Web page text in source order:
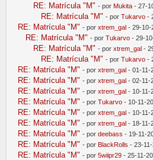
RE: Matrícula "M" - por Mukita - 27-
RE: Matrícula "M" - por Tukarvo -
RE: Matrícula "M" - por xtrem_gal - 29-10-
RE: Matrícula "M" - por Tukarvo - 29-
RE: Matrícula "M" - por xtrem_gal -
RE: Matrícula "M" - por Tukarvo -
RE: Matrícula "M" - por xtrem_gal - 01-11-
RE: Matrícula "M" - por xtrem_gal - 02-11-
RE: Matrícula "M" - por xtrem_gal - 10-11-
RE: Matrícula "M" - por Tukarvo - 10-11-
RE: Matrícula "M" - por xtrem_gal - 10-11-
RE: Matrícula "M" - por xtrem_gal - 18-11-
RE: Matrícula "M" - por deebass - 19-11-
RE: Matrícula "M" - por BlackRolls - 23-
RE: Matrícula "M" - por 5wiipr29 - 25-11-